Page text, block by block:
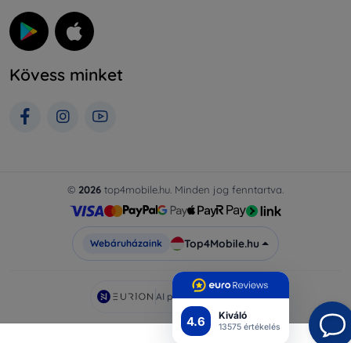
4.6 Kiváló
13575 értékelés
Kövess minket
© 2026 top4mobile.hu. Minden jog fenntartva.
Webáruházaink Top4Mobile.hu
AI powered byEurion